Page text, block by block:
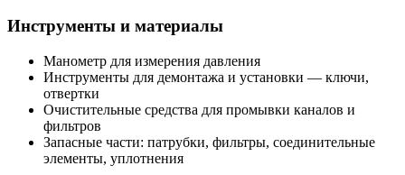
Инструменты и материалы
Манометр для измерения давления
Инструменты для демонтажа и установки — ключи,
отвертки
Очистительные средства для промывки каналов и
фильтров
Запасные части: патрубки, фильтры, соединительные
элементы, уплотнения